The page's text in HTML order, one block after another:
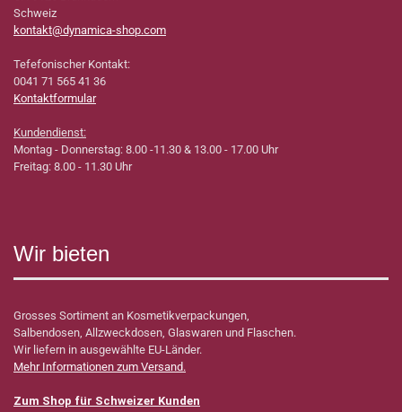
Schweiz
kontakt@dynamica-shop.com
Tefefonischer Kontakt:
0041 71 565 41 36
Kontaktformular
Kundendienst:
Montag - Donnerstag: 8.00 -11.30 & 13.00 - 17.00 Uhr
Freitag: 8.00 - 11.30 Uhr
Wir bieten
Grosses Sortiment an Kosmetikverpackungen,
Salbendosen, Allzweckdosen, Glaswaren und Flaschen.
Wir liefern in ausgewählte EU-Länder.
Mehr Informationen zum Versand.
Zum Shop für Schweizer Kunden